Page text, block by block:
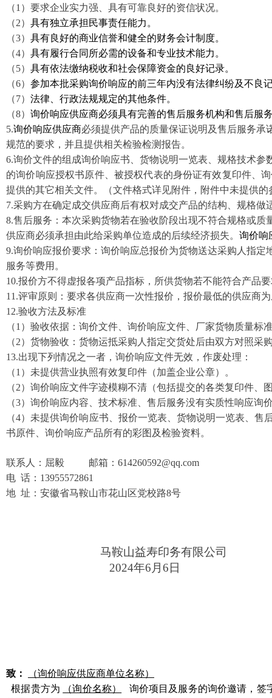
（1）要求企业实力强、具有可靠良好的资信状况。
（2） 具有独立承担民事责任能力。
（3） 具有良好的商业信誉和健全的财务会计制度。
（4） 具有履行合同所必需的设备和专业技术能力。
（5） 具有依法缴纳税收和社会保障资金的良好记录。
（6） 参加本批采购询价响应的前三年内没有法律纠纷及不良
（7） 法律、行政法规规定的其他条件。
（8） 询价响应供应商必须具有完善的售后服务机构和售后服
5.询价响应供应商必须提供产品的质量保证说明及售后服务承
规范的要求，并且提供相关检验检测报告。
6.询价文件的组成询价响应书、货物说明一览表、规格技术
的询价响应授权书原件、被授权代表的身份证有效复印件、
提供的其它相关文件。（文件格式详见附件，附件中未提供的
7.采购方在确定成交供应商后有权对成交产品的结构、规格
8.售后服务：本次采购货物若在验收阶段出现不符合规格或质
供应商必须承担由此给采购单位造成的后续经济损失。 询价响
9.询价响应报价要求：询价响应总报价为货物送达采购人指
服务等费用。
10.报价方不得虚报各项产品指标，所供货物若不能符合产品
11 .评审原则：要求各供应商一次性报价，报价最低的供应商
12.验收方法及标准
（1）验收依据：询价文件、询价响应文件、厂家货物质量标
（2）货物验收：货物运抵采购人指定交货处后由双方对照采
13.出现下列情况之一者，询价响应文件无效，作废处理：
（1）未提供营业执照有效复印件（加盖企业公章）。
（2）询价响应文件字迹模糊不清（包括提交的各类复印件、
（3）询价响应内容、技术标准、售后服务没有实质性响应询
（4）未提供询价响应书、报价一览表、货物说明一览表、
书原件、询价响应产品所有的彩图及检验资料。
联系人： 屈毅 邮箱： 614260592@qq.com
电 话： 13955572861
地 址： 安徽省马鞍山市花山区党校路8号
马鞍山益寿印务有限公司
2024年6 月 6 日
致：
（询价响应供应商单位名称）
根据贵方为
（询价名称）
询价项目及服务的询价邀请，签